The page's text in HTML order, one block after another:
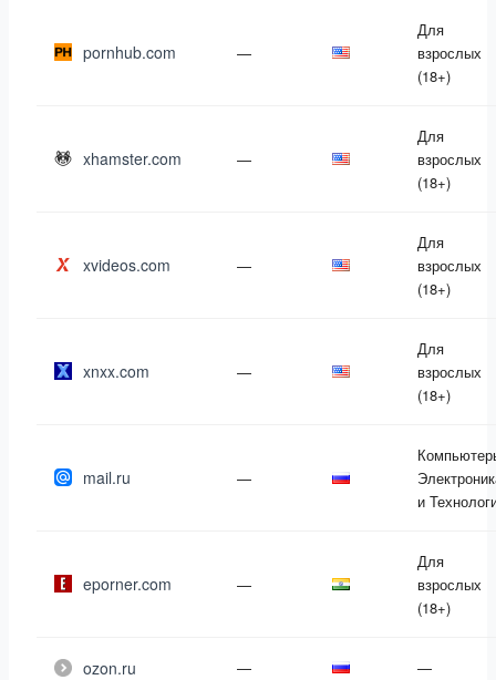
pornhub.com —
Для
взрослых
(18+)
xhamster.com —
Для
взрослых
(18+)
xvideos.com —
Для
взрослых
(18+)
xnxx.com —
Для
взрослых
(18+)
mail.ru —
и
eporner.com —
Для
взрослых
(18+)
ozon.ru — —